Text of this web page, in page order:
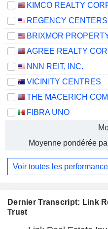
Dernier Transcript: Link
Trust
NNN REIT, INC.
VICINITY CENTRES
FIBRA UNO
Moyenne pondérée
Voir toutes les